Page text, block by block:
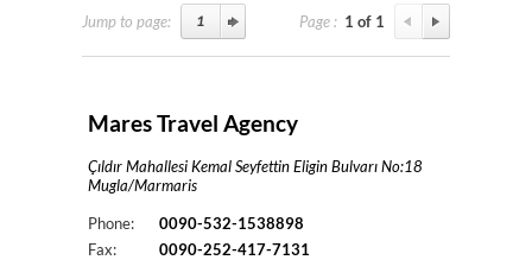
Jump to page: Page : 1 of 1
Mares Travel Agency
Çıldır Mahallesi Kemal Seyfettin Eligin Bulvarı No:18
Mugla/Marmaris
Phone:
0090-532-1538898
Fax:
0090-252-417-7131